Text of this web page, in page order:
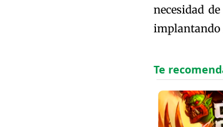
necesidad
implantando